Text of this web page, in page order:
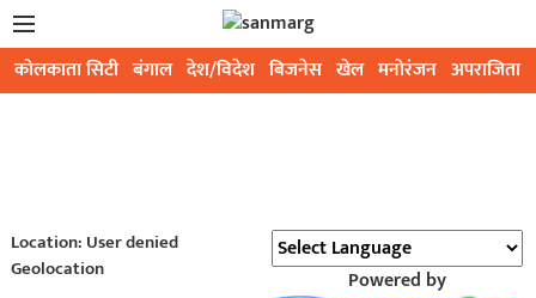
कोलकाता सिटी बंगाल देश/विदेश बिजनेस खेल मनोरंजन अपराजिता
Location: User denied
Geolocation
Powered by